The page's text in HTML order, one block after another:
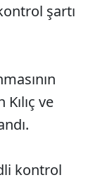
şartı
ve
kontrol